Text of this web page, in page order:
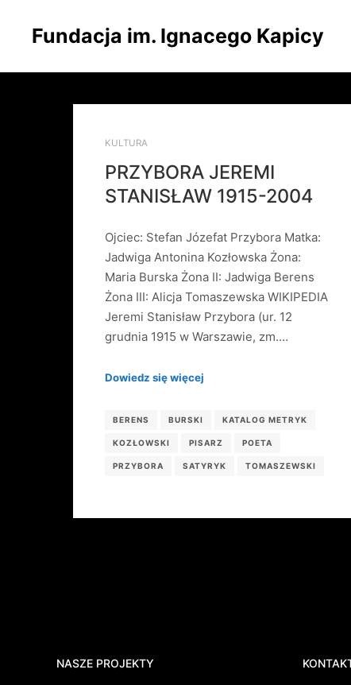
Fundacja im. Ignacego Kapicy
KULTURA
PRZYBORA JEREMI
STANISŁAW 1915-2004
Ojciec: Stefan Józefat Przybora Matka:
Jadwiga Antonina Kozłowska Żona:
Maria Burska Żona II: Jadwiga Berens
Żona III: Alicja Tomaszewska WIKIPEDIA
Jeremi Stanisław Przybora (ur. 12
grudnia 1915 w Warszawie, zm.…
Dowiedz się więcej
BERENS BURSKI KATALOG METRYK
KOZŁOWSKI PISARZ POETA
PRZYBORA SATYRYK TOMASZEWSKI
NASZE PROJEKTY